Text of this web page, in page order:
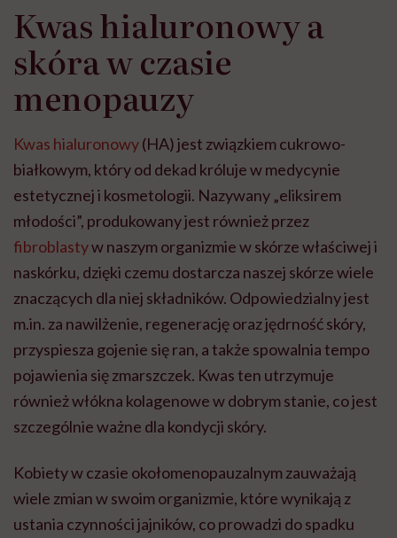
Kwas hialuronowy a
skóra w czasie
menopauzy
Kwas hialuronowy(HA) jest związkiem cukrowo-
białkowym, który od dekad króluje w medycynie
estetycznej i kosmetologii. Nazywany „eliksirem
młodości”, produkowany jest również przez
fibroblastyw naszym organizmie w skórze właściwej i
naskórku, dzięki czemu dostarcza naszej skórze wiele
znaczących dla niej składników. Odpowiedzialny jest
m.in. za nawilżenie, regenerację oraz jędrność skóry,
przyspiesza gojenie się ran, a także spowalnia tempo
pojawienia się zmarszczek. Kwas ten utrzymuje
również włókna kolagenowe w dobrym stanie, co jest
szczególnie ważne dla kondycji skóry.
Kobiety w czasie okołomenopauzalnym zauważają
wiele zmian w swoim organizmie, które wynikają z
ustania czynności jajników, co prowadzi do spadku